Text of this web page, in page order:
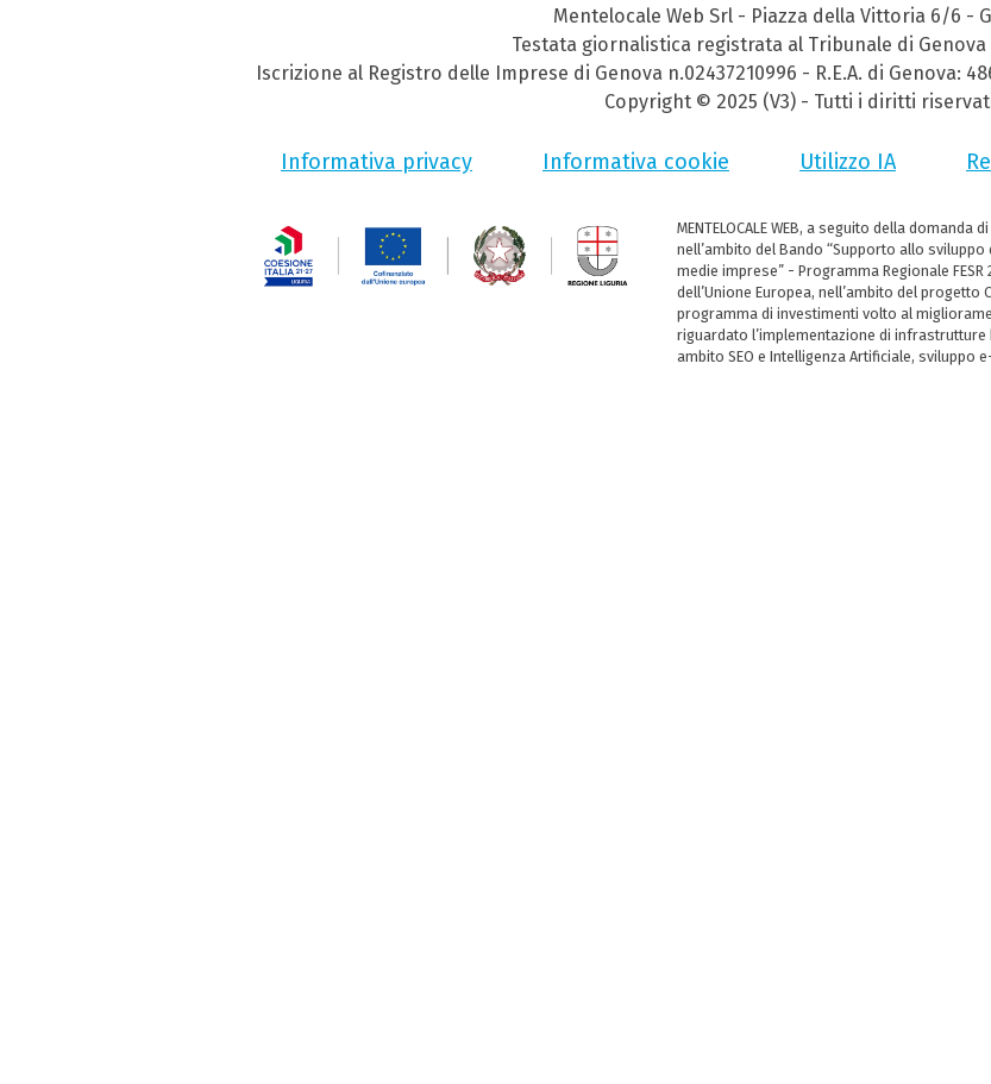
Mentelocale Web Srl - Piazza della Vittoria 6/6 -
Testata giornalistica registrata al Tribunale di Genova
Iscrizione al Registro delle Imprese di Genova n.02437210996 - R.E.A. di Genova:
Copyright © 2025 (V3) - Tutti i diritti
Informativa privacy Informativa cookie Utilizzo IA
MENTELOCALE WEB, a seguito della
nell’ambito del Bando “Supporto allo
medie imprese” - Programma Regionale
dell’Unione Europea, nell’ambito del progetto
programma di investimenti volto al
riguardato l’implementazione di
ambito SEO e Intelligenza Artificiale, sviluppo